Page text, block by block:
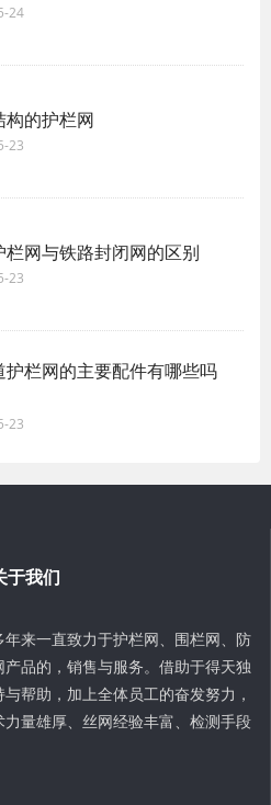
24
构的护栏网
23
栏网与铁路封闭网的区别
23
护栏网的主要配件有哪些吗
23
于我们
来一直致力于护栏网、围栏网、防
品的，销售与服务。借助于得天独
帮助，加上全体员工的奋发努力，
量雄厚、丝网经验丰富、检测手段